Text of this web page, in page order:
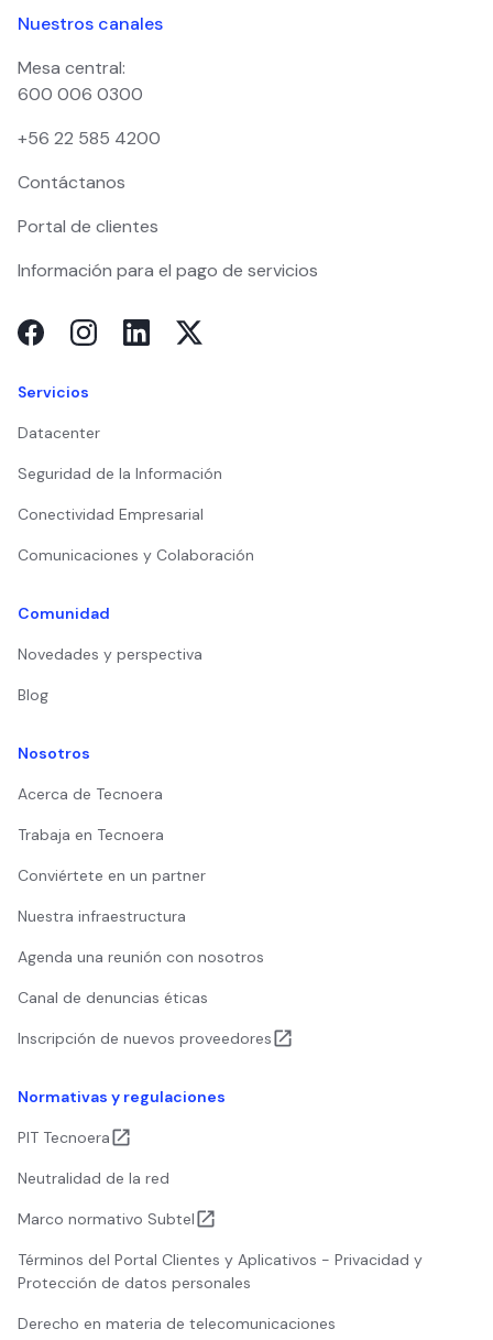
Nuestros canales
Mesa central:
600 006 0300
+56 22 585 4200
Contáctanos
Portal de clientes
Información para el pago de servicios
Servicios
Datacenter
Seguridad de la Información
Conectividad Empresarial
Comunicaciones y Colaboración
Comunidad
Novedades y perspectiva
Blog
Nosotros
Acerca de Tecnoera
Trabaja en Tecnoera
Conviértete en un partner
Nuestra infraestructura
Agenda una reunión con nosotros
Canal de denuncias éticas
Inscripción de nuevos proveedores
Normativas y regulaciones
PIT Tecnoera
Neutralidad de la red
Marco normativo Subtel
Términos del Portal Clientes y Aplicativos - Privacidad y
Protección de datos personales
Derecho en materia de telecomunicaciones